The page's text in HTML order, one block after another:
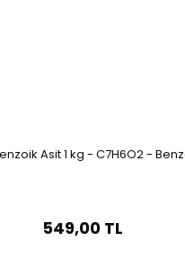
Asit 1 kg - C7H6O2 -
549,00 TL